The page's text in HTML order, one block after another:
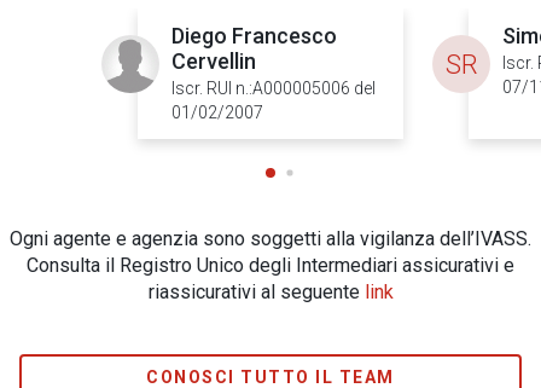
Diego Francesco
Cervellin
Iscr. RUI n.:A000005006 del
01/02/2007
Iscr.
07/
SR
Ogni agente e agenzia sono soggetti alla vigilanza dell’IVASS.
Consulta il Registro Unico degli Intermediari assicurativi e
riassicurativi al seguente link
CONOSCI TUTTO IL TEAM